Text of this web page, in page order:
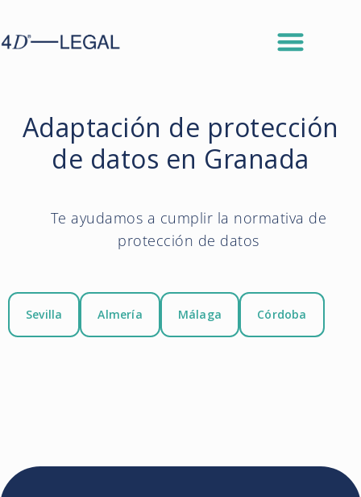
Adaptación de protección
de datos en Granada
Te ayudamos a cumplir la normativa de
protección de datos
Sevilla Almería Málaga Córdoba